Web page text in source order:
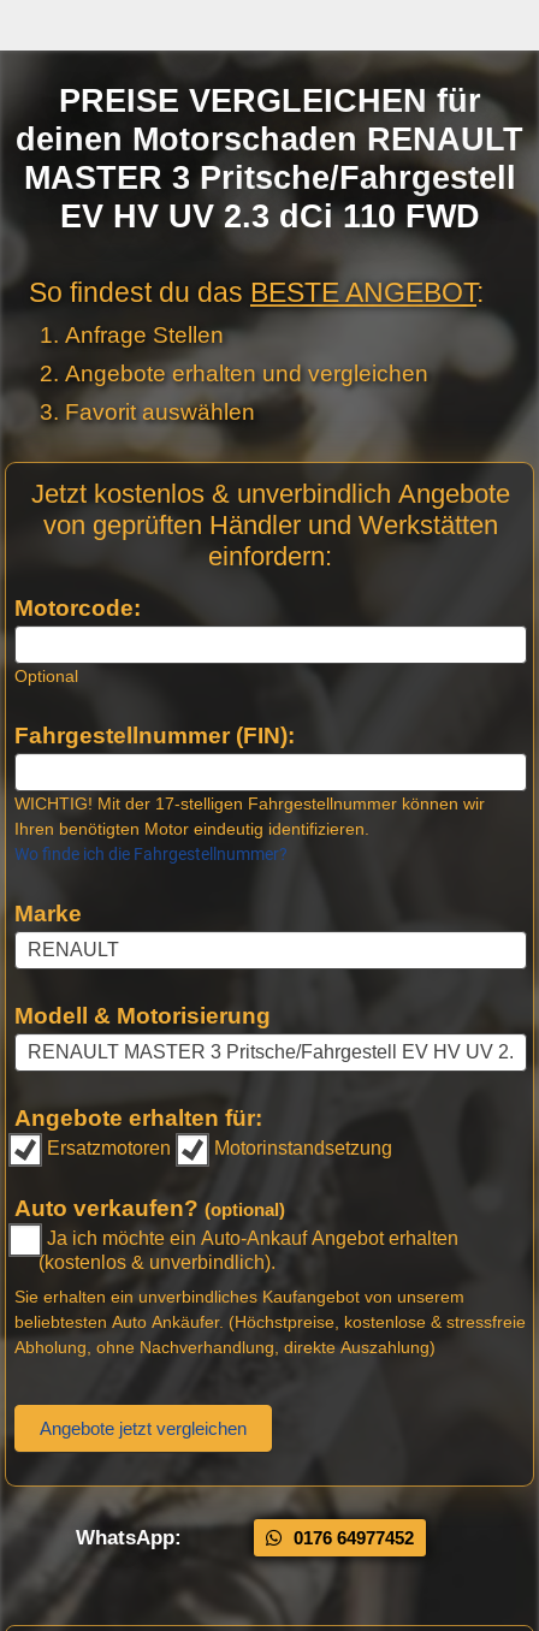
PREISE VERGLEICHEN für
deinen Motorschaden RENAULT
MASTER 3 Pritsche/Fahrgestell
EV HV UV 2.3 dCi 110 FWD
So findest du das BESTE ANGEBOT:
Anfrage Stellen
Angebote erhalten und vergleichen
Favorit auswählen
Anfrage
Stellen -
Jetzt kostenlos & unverbindlich Angebote
von geprüften Händler und Werkstätten
einfordern:
Motorcode:
Optional
Fahrgestellnummer (FIN):
WICHTIG! Mit der 17-stelligen Fahrgestellnummer können wir
Ihren benötigten Motor eindeutig identifizieren.
Wo finde ich die Fahrgestellnummer?
Marke
Modell & Motorisierung
Angebote erhalten für:
Ersatzmotoren Motorinstandsetzung
Auto verkaufen? (optional)
Ja ich möchte ein Auto-Ankauf Angebot erhalten
(kostenlos & unverbindlich).
Sie erhalten ein unverbindliches Kaufangebot von unserem
beliebtesten Auto Ankäufer. (Höchstpreise, kostenlose & stressfreie
Abholung, ohne Nachverhandlung, direkte Auszahlung)
Angebote jetzt vergleichen
WhatsApp: 0176 64977452